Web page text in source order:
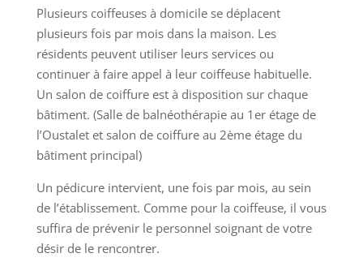
Plusieurs coiffeuses à domicile se déplacent
plusieurs fois par mois dans la maison. Les
résidents peuvent utiliser leurs services ou
continuer à faire appel à leur coiffeuse habituelle.
Un salon de coiffure est à disposition sur chaque
bâtiment. (Salle de balnéothérapie au 1 erétage de
l’Oustalet et salon de coiffure au 2èmeétage du
bâtiment principal)
Un pédicure intervient, une fois par mois, au sein
de l’établissement. Comme pour la coiffeuse, il vous
suffira de prévenir le personnel soignant de votre
désir de le rencontrer.